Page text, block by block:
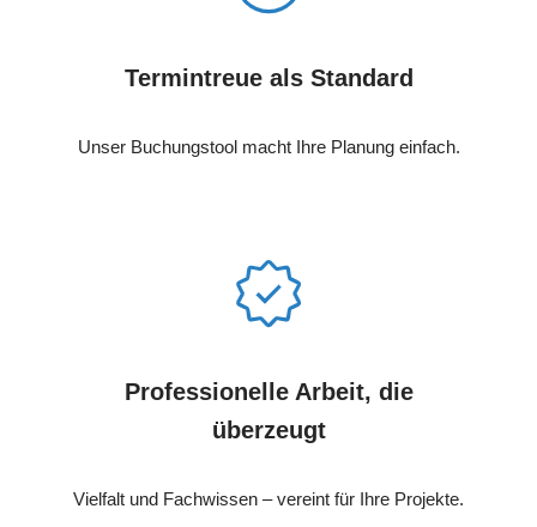
Termintreue als Standard
Unser Buchungstool macht Ihre Planung einfach.
Professionelle Arbeit, die
überzeugt
Vielfalt und Fachwissen – vereint für Ihre Projekte.